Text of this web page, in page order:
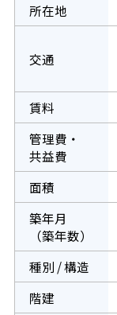
所在地
交通
賃料
管理費・
共益費
面積
築年月
（築年数）
種別 / 構造
階建